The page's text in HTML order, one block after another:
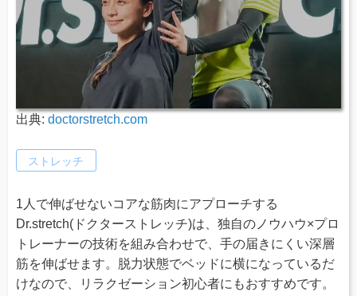
出典: doctorstretch.com
ストレッチ
1人で伸ばせないコアな筋肉にアプローチする
Dr.stretch(ドクターストレッチ)は、独自のノウハウ×プロ
トレーナーの技術を組み合わせで、手の届きにくい深層
筋を伸ばせます。脱力状態でベッドに横になっているだ
けなので、リラクゼーション初心者にもおすすめです。